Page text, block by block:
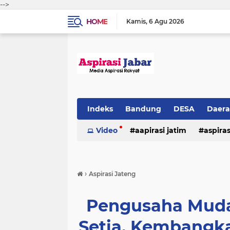
-->
HOME
Kamis 6 Agu 2026
Indeks Bandung DESA
Video aapirasi jatim
hukum & kriminal
› Aspirasi Jateng
Pengusaha